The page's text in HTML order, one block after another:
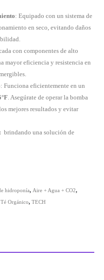
: Equipado con un sistema de
en seco, evitando daños
con componentes de alto
mayor eficiencia y resistencia en
: Funciona eficientemente en un
. Asegúrate de operar la bomba
mejores resultados y evitar
brindando una solución de
hidroponía, Aire + Agua + CO2,
Orgánico, TECH